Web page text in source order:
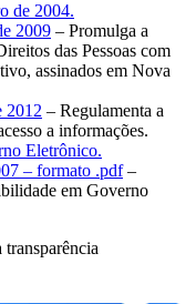
de 2004.
2009 – Promulga a
das Pessoas com
assinados em Nova
2012 – Regulamenta a
a informações.
Eletrônico.
– formato .pdf–
em Governo